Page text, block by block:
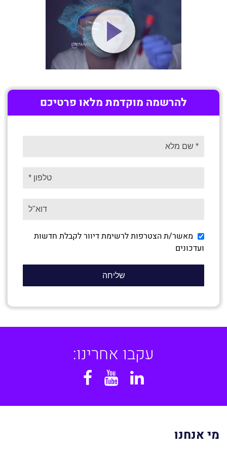
להרשמה מוקדמת מלאו פרטיכם
מאשר/ת הצטרפות לרשימת דיוור לקבלת חדשות
ועדכונים
עקבו אחרינו:
Linkedin
YouTube
מי אנחנו